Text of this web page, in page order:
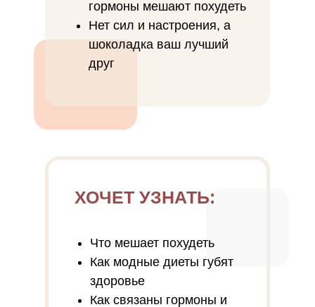
гормоны мешают похудеть
Нет сил и настроения, а
шоколадка ваш лучший
друг
Что мешает похудеть
Как модные диеты губят
здоровье
Как связаны гормоны и
ХОЧЕТ УЗНАТЬ: